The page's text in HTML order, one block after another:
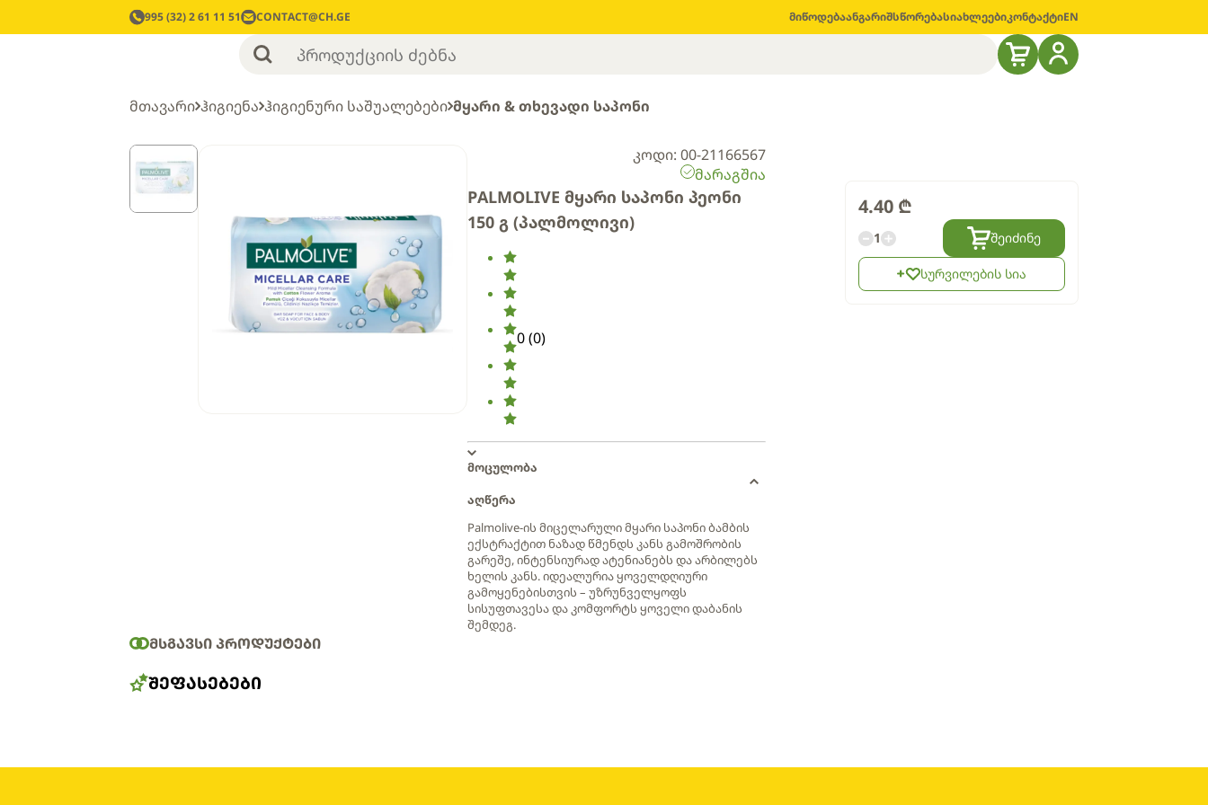
995 (32) 2 61 11 51 CONTACT@CH.GE მიწოდებაანგარიშსწორებასიახლეებიკონტაქტიEN
მთავარი ჰიგიენა ჰიგიენური საშუალებები მყარი & თხევადი საპონი
კოდი: 00-21166567
მარაგშია
PALMOLIVE მყარი საპონი პეონი
150 გ (პალმოლივი)
0(0)
მოცულობა
აღწერა
Palmolive-ის მიცელარული მყარი საპონი ბამბის
ექსტრაქტით ნაზად წმენდს კანს გამოშრობის
გარეშე, ინტენსიურად ატენიანებს და არბილებს
ხელის კანს. იდეალურია ყოველდღიური
გამოყენებისთვის – უზრუნველყოფს
სისუფთავესა და კომფორტს ყოველი დაბანის
შემდეგ.
ᲛᲡᲒᲐᲕᲡᲘ ᲞᲠᲝᲓᲣᲥᲢᲔᲑᲘ
ᲨᲔᲤᲐᲡᲔᲑᲔᲑᲘ
4.40₾
1 შეიძინე
სურვილების სია